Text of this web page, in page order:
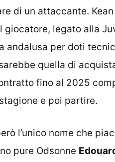
di un attaccante.
giocatore, legato alla
andalusa per doti
quella di
fino al 2025
e poi partire.
l’unico nome che
pure Odsonne